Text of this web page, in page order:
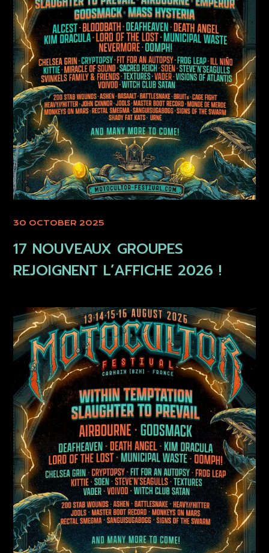
30 OCTOBER 2025
17 NOUVEAUX GROUPES
REJOIGNENT L’AFFICHE 2026 !